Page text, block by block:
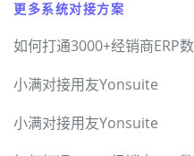
更多系统对接方案
小满对接用友Yonsuite
小满对接用友Yonsuite